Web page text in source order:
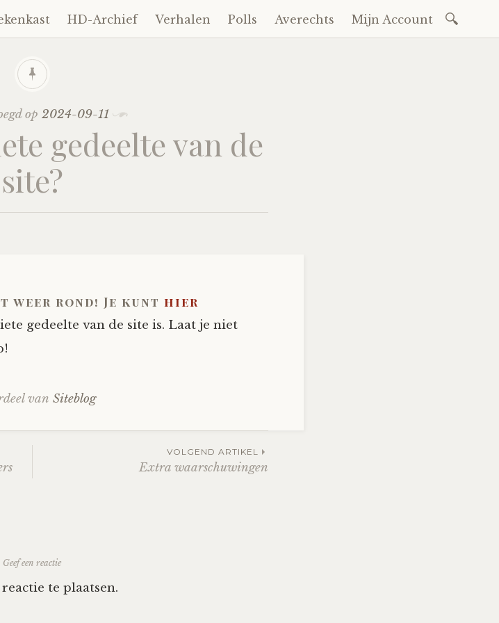
HD-Archief Verhalen Polls Averechts Mijn Account
op2024-09-11
gedeelte van de
site?
weer rond! Je kunt hier
gedeelte van de site is. Laat je niet
van Siteblog
VOLGEND ARTIKEL
Extra waarschuwingen
Geef een reactie
te plaatsen.